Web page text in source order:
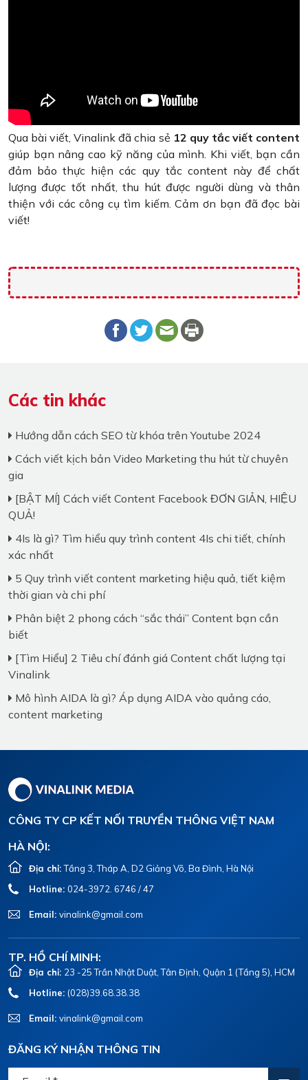
Qua bài viết, Vinalink đã chia sẻ 12 quy tắc viết content
giúp bạn nâng cao kỹ năng của mình. Khi viết, bạn cần
đảm bảo thực hiện các quy tắc content này để chất
lượng được tốt nhất, thu hút được người dùng và thân
thiện với các công cụ tìm kiếm. Cảm ơn bạn đã đọc bài
viết!
Các tin khác
Hướng dẫn cách SEO từ khóa trên Youtube 2024
Cách viết kịch bản Video Marketing thu hút từ chuyên
gia
[BẬT MÍ] Cách viết Content Facebook ĐƠN GIẢN, HIỆU
QUẢ!
4Is là gì? Tìm hiểu quy trình content 4Is chi tiết, chính
xác nhất
5 Quy trình viết content marketing hiệu quả, tiết kiệm
thời gian và chi phí
Phân biệt 2 phong cách “sắc thái” Content bạn cần
biết
[Tìm Hiểu] 2 Tiêu chí đánh giá Content chất lượng tại
Vinalink
Mô hình AIDA là gì? Áp dụng AIDA vào quảng cáo,
content marketing
CÔNG TY CP KẾT NỐI TRUYỀN THÔNG VIỆT NAM
HÀ NỘI:
Địa chỉ:Tầng 3, Tháp A, D2 Giảng Võ, Ba Đình, Hà Nội
Hotline: 024-3972. 6746 / 47
Email: vinalink@gmail.com
TP. HỒ CHÍ MINH:
Địa chỉ: 23 -25 Trần Nhật Duật, Tân Định, Quận 1 (Tầng 5), HCM
Hotline: (028)39.68.38.38
Email: vinalink@gmail.com
ĐĂNG KÝ NHẬN THÔNG TIN